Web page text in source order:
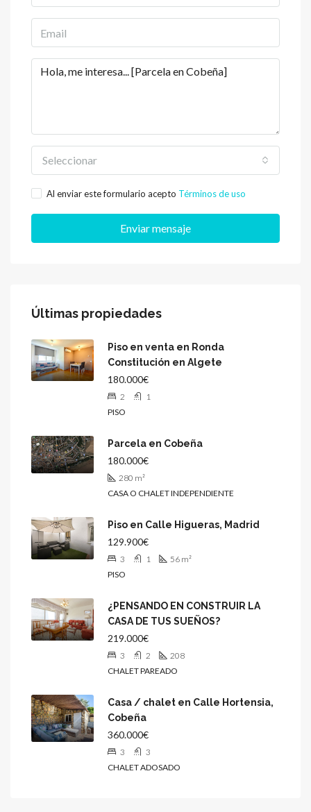
Seleccionar
Al enviar este formulario acepto Términos de uso
Enviar mensaje
Últimas propiedades
Piso en venta en Ronda
Constitución en Algete
180.000€
2
1
PISO
Parcela en Cobeña
180.000€
280 m²
CASA O CHALET INDEPENDIENTE
Piso en Calle Higueras, Madrid
129.900€
3 1 56 m²
PISO
¿PENSANDO EN CONSTRUIR LA
CASA DE TUS SUEÑOS?
219.000€
3 2
208
CHALET PAREADO
Casa / chalet en Calle Hortensia,
Cobeña
360.000€
3
3
CHALET ADOSADO